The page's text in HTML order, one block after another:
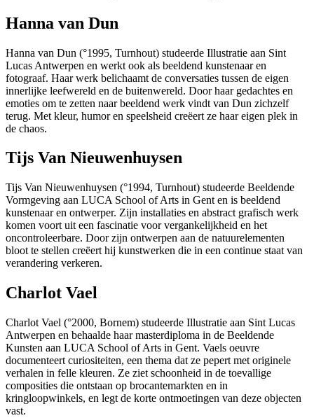
Hanna van Dun
Hanna van Dun (°1995, Turnhout) studeerde Illustratie aan Sint
Lucas Antwerpen en werkt ook als beeldend kunstenaar en
fotograaf. Haar werk belichaamt de conversaties tussen de eigen
innerlijke leefwereld en de buitenwereld. Door haar gedachtes en
emoties om te zetten naar beeldend werk vindt van Dun zichzelf
terug. Met kleur, humor en speelsheid creëert ze haar eigen plek in
de chaos.
Tijs Van Nieuwenhuysen
Tijs Van Nieuwenhuysen (°1994, Turnhout) studeerde Beeldende
Vormgeving aan LUCA School of Arts in Gent en is beeldend
kunstenaar en ontwerper. Zijn installaties en abstract grafisch werk
komen voort uit een fascinatie voor vergankelijkheid en het
oncontroleerbare. Door zijn ontwerpen aan de natuurelementen
bloot te stellen creëert hij kunstwerken die in een continue staat van
verandering verkeren.
Charlot Vael
Charlot Vael (°2000, Bornem) studeerde Illustratie aan Sint Lucas
Antwerpen en behaalde haar masterdiploma in de Beeldende
Kunsten aan LUCA School of Arts in Gent. Vaels oeuvre
documenteert curiositeiten, een thema dat ze pepert met originele
verhalen in felle kleuren. Ze ziet schoonheid in de toevallige
composities die ontstaan op brocantemarkten en in
kringloopwinkels, en legt de korte ontmoetingen van deze objecten
vast.